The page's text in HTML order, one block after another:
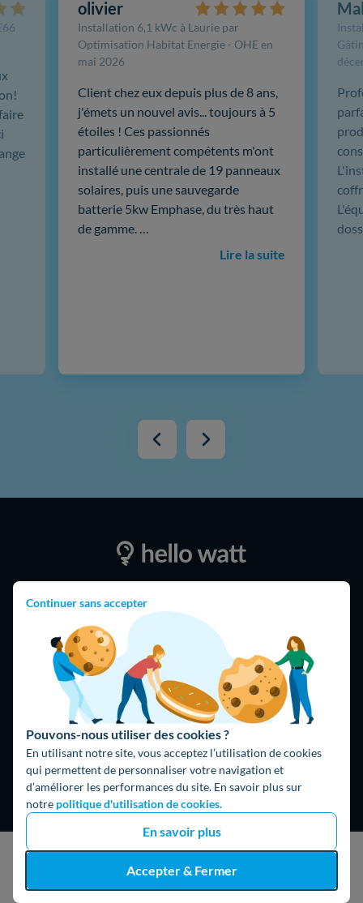
Continuer sans accepter
Pouvons-nous utiliser des cookies ?
En utilisant notre site, vous acceptez l’utilisation de cookies
qui permettent de personnaliser votre navigation et
d’améliorer les performances du site. En savoir plus sur
notre politique d'utilisation de cookies.
En savoir plus
Accepter & Fermer
J'obtiens un devis gratuit
olivier
Installation 6,1 kWc à Laurie par
Optimisation Habitat Energie - OHE en
mai 2026
Client chez eux depuis plus de 8 ans,
j'émets un nouvel avis... toujours à 5
étoiles ! Ces passionnés
particulièrement compétents m'ont
installé une centrale de 19 panneaux
solaires, puis une sauvegarde
batterie 5kw Emphase, du très haut
de gamme. …
Lire la suite
16325 avisGoogle
Hello What ?
Blog